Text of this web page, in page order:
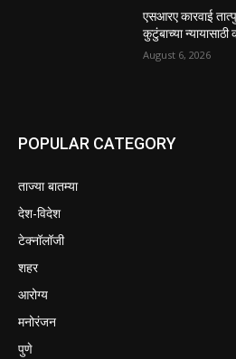
एसआरए कारवाई
कुटुंबाच्या
August 6, 2026
POPULAR CATEGORY
ताज्या बातम्या
देश-विदेश
टेक्नॉलॉजी
शहर
आरोग्य
मनोरंजन
पुणे